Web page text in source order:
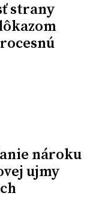
strany
nároku
ujmy